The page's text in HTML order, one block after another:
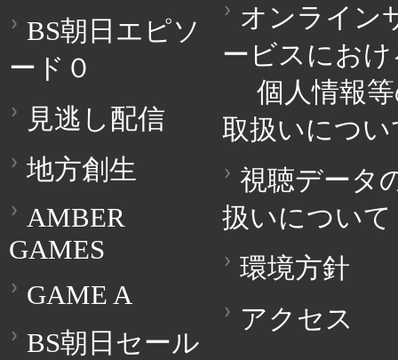
BS朝日エピソ
ード０
見逃し配信
地方創生
AMBER
GAMES
GAME A
BS朝日セール
オンライン
ービスにお
個人情報
取扱いについ
視聴データ
扱いについて
環境方針
アクセス